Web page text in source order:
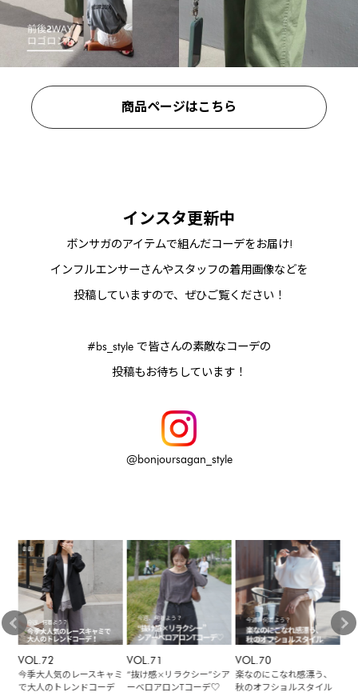
商品ページはこちら
インスタ更新中
ボンサガのアイテムで組んだコーデをお届け!
インフルエンサーさんやスタッフの着用画像などを
投稿していますので、ぜひご覧ください！
#bs_style で皆さんの素敵なコーデの
投稿もお待ちしています！
@bonjoursagan_style
VOL.72
今季大人気のレースキャミ
で大人のトレンドコーデ
VOL.71
“抜け感×リラクシー”シア
ーベロアロンTコーデ♡
VOL.70
楽なのにこなれ感漂う、
秋のオフショルスタイル